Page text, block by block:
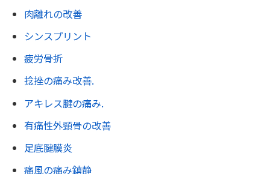
肉離れの改善
シンスプリント
疲労骨折
捻挫の痛み改善.
アキレス腱の痛み.
有痛性外頸骨の改善
足底腱膜炎
痛風の痛み鎮静